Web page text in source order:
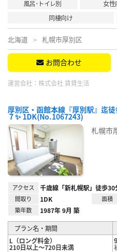
風呂･トイレ別 女性
同棲向け
北海道 札幌市厚別区
お問合わせ
運営会社： 株式会社 賃貸生活
厚別区・函館本線『厚別駅』迄
７✨ 1DK(No.1067243)
札幌市
アクセス 千歳線「新札幌駅」徒歩30
間取り 1DK 面積
築年数 1987年 9月 築
プラン名・期間
L（ロング料金）
210日以上～720日未満